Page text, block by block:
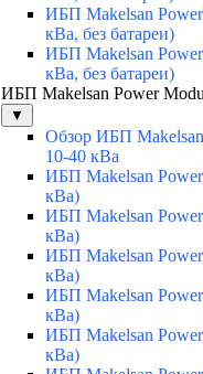
ИБП Makelsan
кВа, без батареи)
ИБП Makelsan
кВа, без батареи)
ИБП Makelsan Power
▼
Обзор ИБП
10-40 кВа
ИБП Makelsan
кВа)
ИБП Makelsan
кВа)
ИБП Makelsan
кВа)
ИБП Makelsan
кВа)
ИБП Makelsan
кВа)